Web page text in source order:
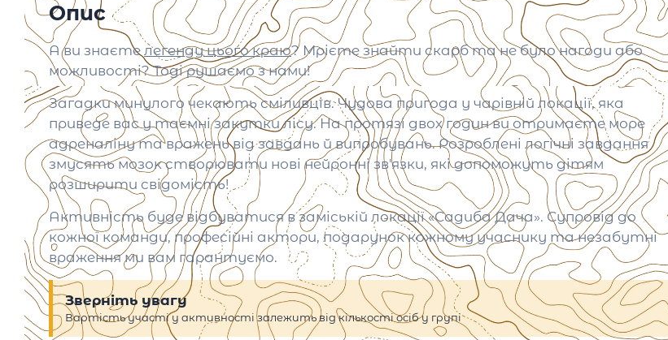
Опис
А ви знаєтелегенду цього краю? Мрієте знайти скарб та не було нагоди або
можливості? Тоді рушаємо з нами!
Загадки минулого чекають сміливців. Чудова пригода у чарівній локації, яка
приведе вас у таємні закутки лісу. На протязі двох годин ви отримаєте море
адреналіну та вражень від завдань й випробувань. Розроблені логічні завдання
змусять мозок створювати нові нейронні зв'язки, які допоможуть дітям
розширити свідомість!
Активність буде відбуватися в заміській локації «Садиба Дача». Супровід до
кожної команди, професійні актори, подарунок кожному учаснику та незабутні
враження ми вам гарантуємо.
Зверніть увагу
Вартість участі у активності залежить від кількості осіб у групі